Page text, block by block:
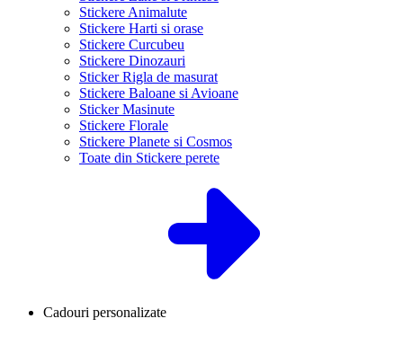
Stickere Animalute
Stickere Harti si orase
Stickere Curcubeu
Stickere Dinozauri
Sticker Rigla de masurat
Stickere Baloane si Avioane
Sticker Masinute
Stickere Florale
Stickere Planete si Cosmos
Toate din Stickere perete
Cadouri personalizate